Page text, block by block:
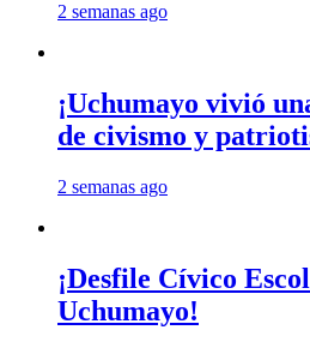
2 semanas ago
¡Uchumayo vivió
de civismo y
2 semanas ago
¡Desfile Cívico
Uchumayo!